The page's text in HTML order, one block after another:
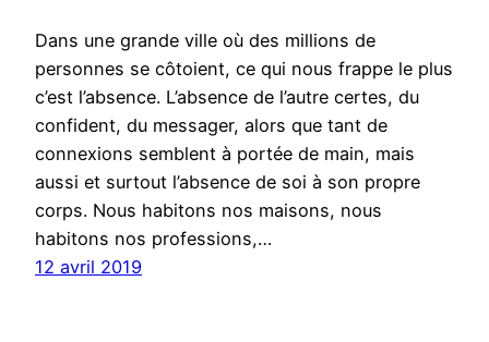
Dans une grande ville où des millions de
personnes se côtoient, ce qui nous frappe le plus
c’est l’absence. L’absence de l’autre certes, du
confident, du messager, alors que tant de
connexions semblent à portée de main, mais
aussi et surtout l’absence de soi à son propre
corps. Nous habitons nos maisons, nous
habitons nos professions,…
12 avril 2019